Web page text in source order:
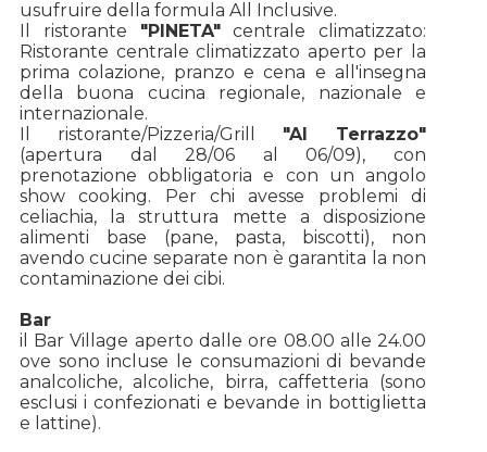
usufruire della formula All Inclusive.
Il ristorante "PINETA"centrale climatizzato:
Ristorante centrale climatizzato aperto per la
prima colazione, pranzo e cena e all'insegna
della buona cucina regionale, nazionale e
internazionale.
Il ristorante/Pizzeria/Grill "Al Terrazzo"
(apertura dal 28/06 al 06/09), con
prenotazione obbligatoria e con un angolo
show cooking. Per chi avesse problemi di
celiachia, la struttura mette a disposizione
alimenti base (pane, pasta, biscotti), non
avendo cucine separate non è garantita la non
contaminazione dei cibi.
Bar
il Bar Village aperto dalle ore 08.00 alle 24.00
ove sono incluse le consumazioni di bevande
analcoliche, alcoliche, birra, caffetteria (sono
esclusi i confezionati e bevande in bottiglietta
e lattine).